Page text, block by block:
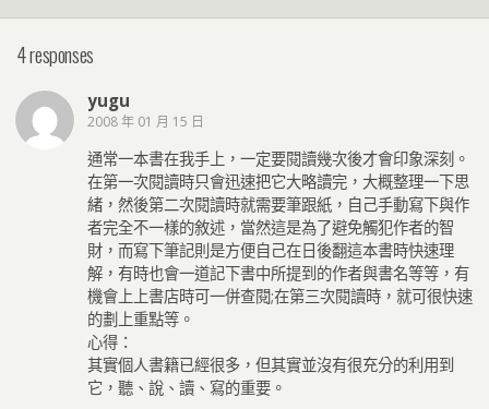
4 responses
yugu
2008 年 01 月 15 日
通常一本書在我手上，一定要閱讀幾次後才會印象深刻。
在第一次閱讀時只會迅速把它大略讀完，大概整理一下思
緒，然後第二次閱讀時就需要筆跟紙，自己手動寫下與作
者完全不一樣的敘述，當然這是為了避免觸犯作者的智
財，而寫下筆記則是方便自己在日後翻這本書時快速理
解，有時也會一道記下書中所提到的作者與書名等等，有
機會上上書店時可一併查閱;在第三次閱讀時，就可很快速
的劃上重點等。
心得：
其實個人書籍已經很多，但其實並沒有很充分的利用到
它，聽、說、讀、寫的重要。